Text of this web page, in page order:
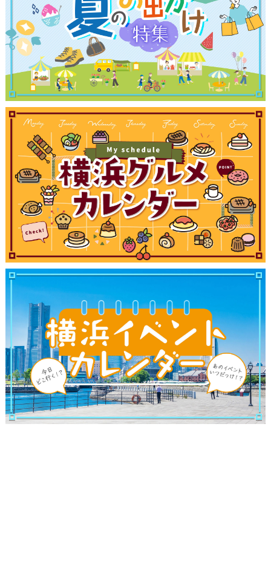
観光ガイド
ランキング
ブログ記事
サイトについて